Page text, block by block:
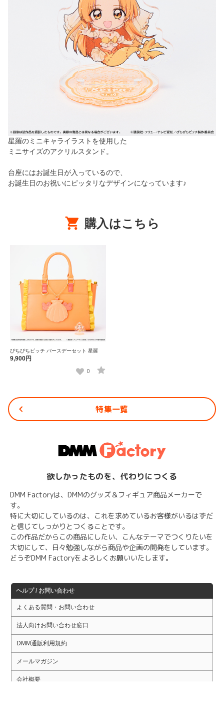
星羅のミニキャライラストを使用した
ミニサイズのアクリルスタンド。
台座にはお誕生日が入っているので、
お誕生日のお祝いにピッタリなデザインになっています♪
購入はこちら
ぴちぴちピッチ バースデーセット 星羅
9,900円
0
特集一覧
欲しかったものを、代わりにつくる
DMM Factoryは、DMMのグッズ＆フィギュア商品メーカーで
す。
特に大切にしているのは、これを求めているお客様がいるはずだ
と信じてしっかりとつくることです。
この作品だからこの商品にしたい、こんなテーマでつくりたいを
大切にして、日々勉強しながら商品や企画の開発をしています。
どうぞDMM Factoryをよろしくお願いいたします。
ヘルプ / お問い合わせ
よくある質問・お問い合わせ
法人向けお問い合わせ窓口
DMM通販利用規約
メールマガジン
会社概要